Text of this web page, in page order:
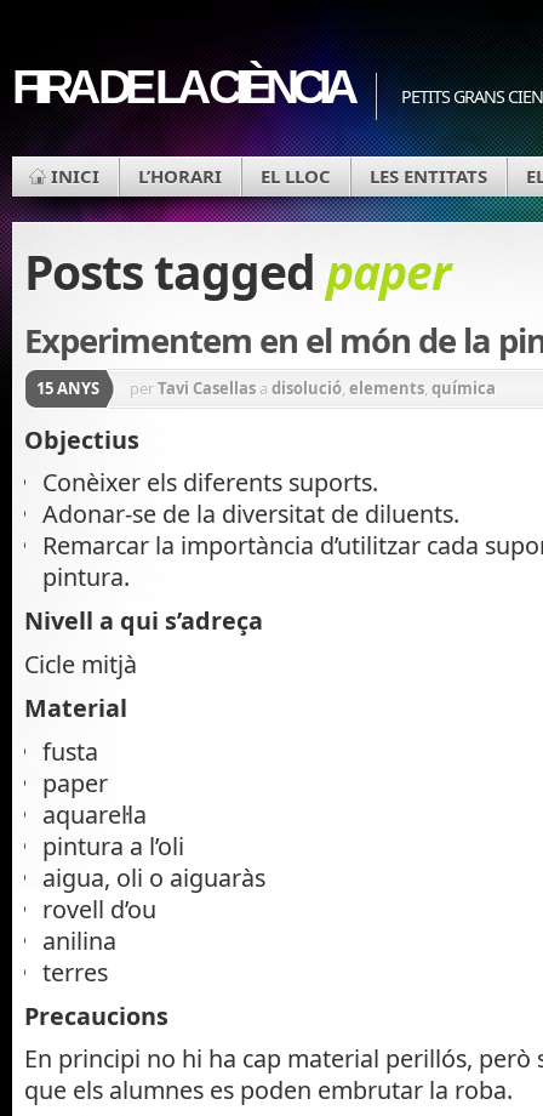
FIRA DE LA CIÈNCIA PETITS GRANS
INICI L’HORARI EL LLOC LES ENTITATS
Posts tagged paper
Experimentem en el món de la
15 ANYS perTavi Casellas a disolució, elements, química
Objectius
Conèixer els diferents suports.
Adonar-se de la diversitat de diluents.
Remarcar la importància d’utilitzar cada
pintura.
Nivell a qui s’adreça
Cicle mitjà
Material
fusta
paper
aquarel·la
pintura a l’oli
aigua, oli o aiguaràs
rovell d’ou
anilina
terres
Precaucions
En principi no hi ha cap material perillós, però
que els alumnes es poden embrutar la roba.